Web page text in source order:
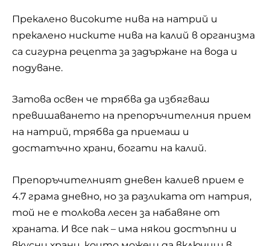
Прекалено високите нива на натрий и
прекалено ниските нива на калий в организма
са сигурна рецепта за задържане на вода и
подуване.
Затова освен че трябва да избягваш
превишаването на препоръчителния прием
на натрий, трябва да приемаш и
достатъчно храни, богати на калий.
Препоръчителният дневен калиев прием е
4.7 грама дневно, но за разликата от натрия,
той не е толкова лесен за набавяне от
храната. И все пак – има някои достъпни и